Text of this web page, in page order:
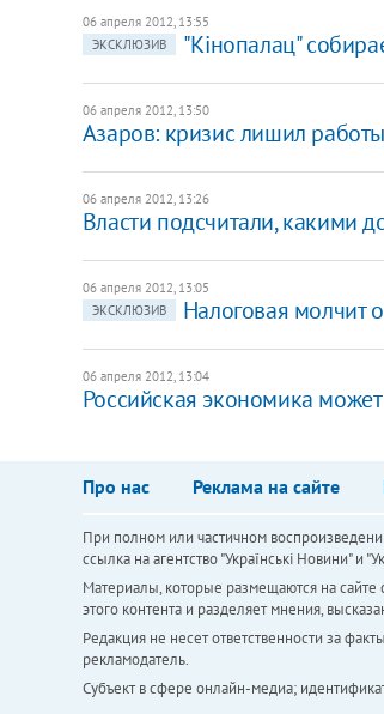
06 апреля 2012, 13:55
ЭКСКЛЮЗИВ
"Кінопалац"
06 апреля 2012, 13:50
Азаров: кризис лишил
06 апреля 2012, 13:26
Власти подсчитали, какими
06 апреля 2012, 13:05
ЭКСКЛЮЗИВ
Налоговая молчит
06 апреля 2012, 13:04
Российская экономика
Про нас Реклама на сайте
При полном или частичном
ссылка на агентство "Українськi Новини" и
Материалы, которые размещаются на сайте
этого контента и разделяет мнения,
Редакция не несет ответственности за
рекламодатель.
Субъект в сфере онлайн-медиа;